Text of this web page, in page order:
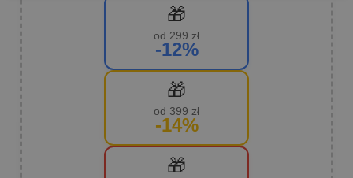
🎁
od 299 zł
-12%
🎁
od 399 zł
-14%
🎁